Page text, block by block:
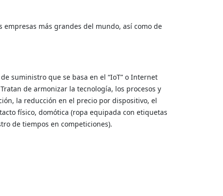
empresas más grandes del mundo, así como de
suministro que se basa en el “IoT” o Internet
de armonizar la tecnología, los procesos y
la reducción en el precio por dispositivo, el
físico, domótica (ropa equipada con etiquetas
de tiempos en competiciones).